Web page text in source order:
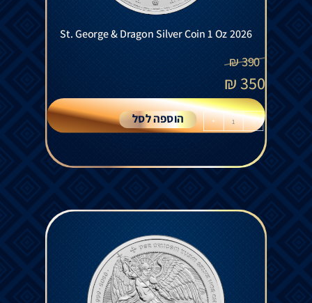
St. George & Dragon Silver Coin 1 Oz 2026
390
₪
350
₪
-
+ הוספה לסל